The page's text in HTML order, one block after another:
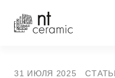
31 ИЮЛЯ 2025